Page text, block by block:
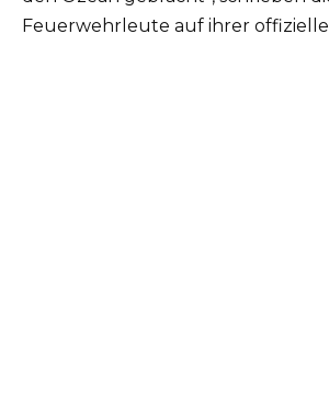
Feuerwehrleute auf ihrer